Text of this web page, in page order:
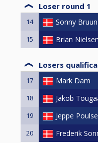
Loser round 1
14 Sonny Bruun
15 Brian Nielsen
Losers
17 Mark Dam
18 Jakob
19 Jeppe
20 Frederik